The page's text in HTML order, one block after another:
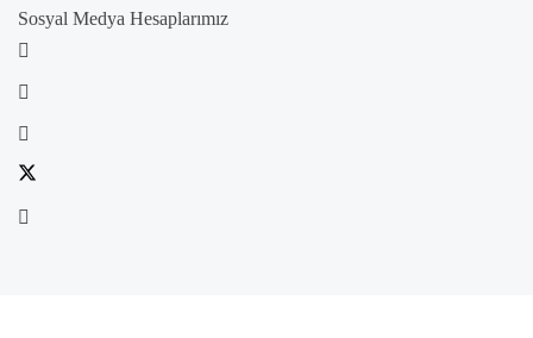
Sosyal Medya Hesaplarımız